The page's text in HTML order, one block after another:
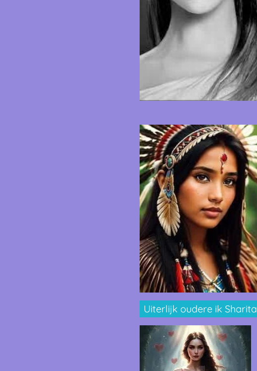
Uiterlijk oudere ik Sharita